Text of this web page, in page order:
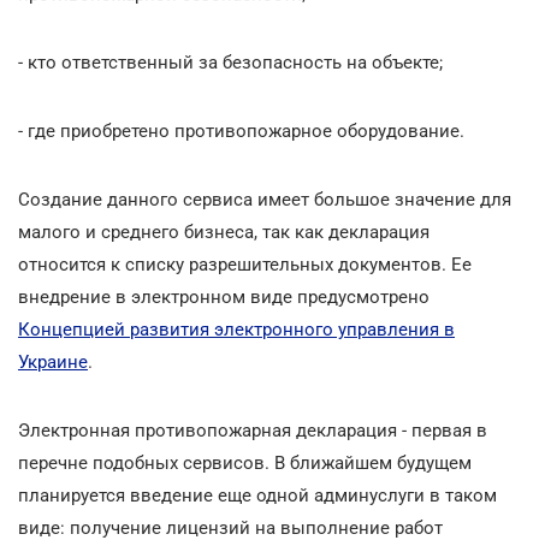
- кто ответственный за безопасность на объекте;
- где приобретено противопожарное оборудование.
Создание данного сервиса имеет большое значение для
малого и среднего бизнеса, так как декларация
относится к списку разрешительных документов. Ее
внедрение в электронном виде предусмотрено
Концепцией развития электронного управления в
Украине.
Электронная противопожарная декларация - первая в
перечне подобных сервисов. В ближайшем будущем
планируется введение еще одной админуслуги в таком
виде: получение лицензий на выполнение работ